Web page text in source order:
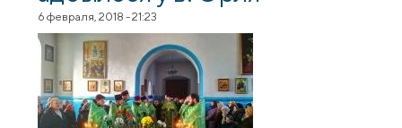
6 февраля, 2018 - 21:23